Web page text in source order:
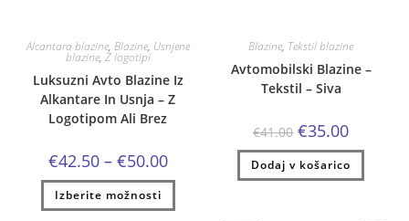
Alcantara blazine, Blazine, Usnjene
blazine, Z logotipi
Luksuzni Avto Blazine Iz
Alkantare In Usnja – Z
Logotipom Ali Brez
€42.50 – €50.00Cenovni
razpon:
od
do
Izberite možnosti
Ta
ima
Blazine, Tekstil blazine
Avtomobilski Blazine –
Tekstil – Siva
€41.00 Izvirna
cena
je
bila:
€41.00.
€35.00Trenutna
je:
€35.00.
Dodaj v košarico